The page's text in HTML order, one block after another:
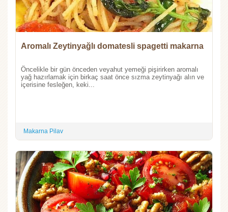
Aromalı Zeytinyağlı domatesli spagetti makarna
Öncelikle bir gün önceden veyahut yemeği pişirirken aromalı
yağ hazırlamak için birkaç saat önce sızma zeytinyağı alın ve
içerisine fesleğen, keki...
Makarna Pilav